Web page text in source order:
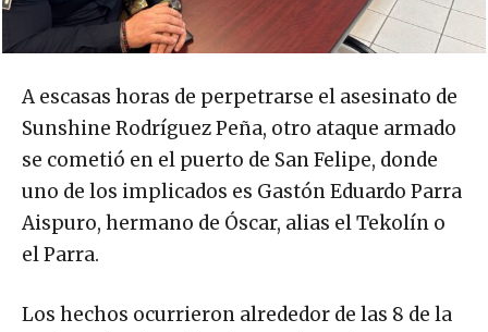
A escasas horas de perpetrarse el asesinato de
Sunshine Rodríguez Peña, otro ataque armado
se cometió en el puerto de San Felipe, donde
uno de los implicados es Gastón Eduardo Parra
Aispuro, hermano de Óscar, alias el Tekolín o
el Parra.
Los hechos ocurrieron alrededor de las 8 de la